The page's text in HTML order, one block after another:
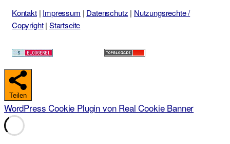
Kontakt| Impressum | Datenschutz | Nutzungsrechte /
Copyright| Startseite
Teilen
WordPress Cookie Plugin von Real Cookie Banner